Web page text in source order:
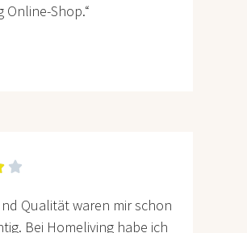
Online-Shop.“

Qualität waren mir schon
Bei Homeliving habe ich